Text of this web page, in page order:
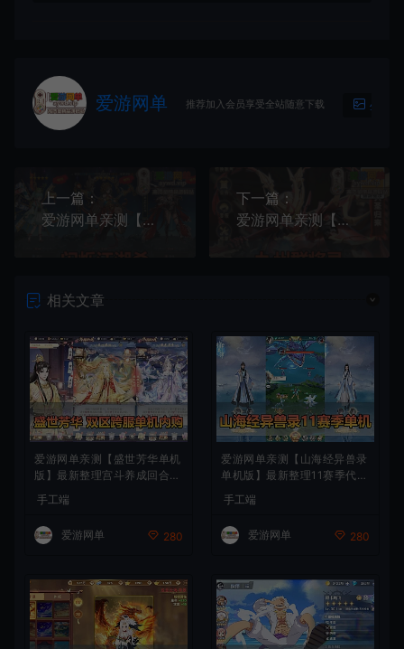
爱游网单 推荐加入会员享受全站随意下载 生成海
上一篇：
爱游网单亲测【闪烁江湖杀】精美二次元立绘手游单机版网页GM后台虚拟机一键端视频安装教学+手工端文本教学
下一篇：
爱游网单亲测【九州群将录】代金券内购单机版 网页GM后台虚拟机一键端视频安装教学+手工外网端文本教学
相关文章
爱游网单亲测【盛世芳华单机
版】最新整理宫斗养成回合抽
一键端视频教学+linux手工外
网端文本教学
手工端
爱游网单 280
爱游网单亲测【山海经异兽录
单机版】最新整理11赛季代金
模拟器手游 解压一键端 视频
安装教学+手工端文本教学
手工端
爱游网单 280